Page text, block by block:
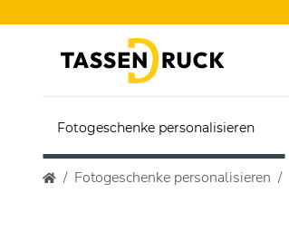
Fotogeschenke personalisieren
Fotogeschenke personalisieren